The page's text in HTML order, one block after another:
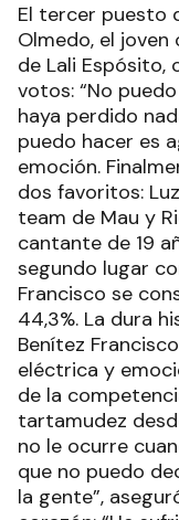
El tercer puesto
Olmedo, el
de Lali Espósito,
votos: “No
haya perdido
puedo hacer es
emoción.
dos favoritos:
team de Mau y
cantante de 19
segundo lugar
Francisco se
44,3%. La dura
Benítez
eléctrica y
de la
tartamudez
no le ocurre
que no puedo
la gente”,